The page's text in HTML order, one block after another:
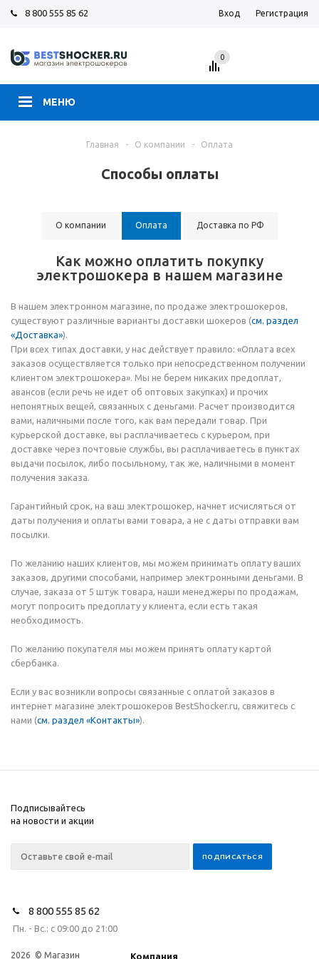
8 800 555 85 62 Вход Регистрация
МЕНЮ
0
Главная - О компании - Оплата
Способы оплаты
О компании Оплата Доставка по РФ
Как можно оплатить покупку
электрошокера в нашем магазине
В нашем электронном магазине, по продаже электрошокеров,
существуют различные варианты доставки шокеров (см. раздел
«Доставка»).
При всех типах доставки, у нас действует правило: «Оплата всех
заказов осуществляется только при непосредственном получении
клиентом электрошокера». Мы не берем никаких предоплат,
авансов (если речь не идет об оптовых закупках) и прочих
непонятных вещей, связанных с деньгами. Расчет производится
вами, наличными после того, как вам передали товар. При
курьерской доставке, вы расплачиваетесь с курьером, при
доставке через почтовые службы, вы расплачиваетесь в пунктах
выдачи посылок, либо посыльному, так же, наличными в момент
получения заказа.
Гарантийный срок, на ваш электрошокер, начнет исчисляться от
даты получения и оплаты вами товара, а не с даты отправки вам
посылки.
По желанию наших клиентов, мы можем принимать оплату ваших
заказов, другими способами, например электронными деньгами. В
случае, заказа от 5 штук товара, наши менеджеры по продажам,
могут попросить предоплату у клиента, если есть такая
необходимость.
По желанию покупателя мы можем принять оплату картой
сбербанка.
Если у вас возникли вопросы связанные с оплатой заказов в
интернет магазине электрошокеров BestShocker.ru, свяжитесь с
нами (см. раздел «Контакты»).
Подписывайтесь
на новости и акции
8 800 555 85 62
Пн. - Вс.: с 09:00 до 21:00
2026 © Магазин Компания